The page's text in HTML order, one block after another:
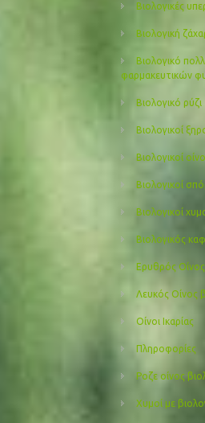
Βιολογικές
Βιολογική
Βιολογικό
φαρμακευτικών
Βιολογικό ρύζι
Βιολογικοί
Βιολογικοί
Βιολογικοί
Βιολογικοί
Βιολογικός
Ερυθρός Οίνος
Λευκός Οίνος
Οίνοι Ικαρίας
Πληροφορίες
Ροζε οίνος
Χυμοί με